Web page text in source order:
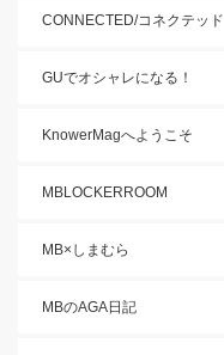
CONNECTED/コネクテッド
GUでオシャレになる！
KnowerMagへようこそ
MBLOCKERROOM
MB×しまむら
MBのAGA日記